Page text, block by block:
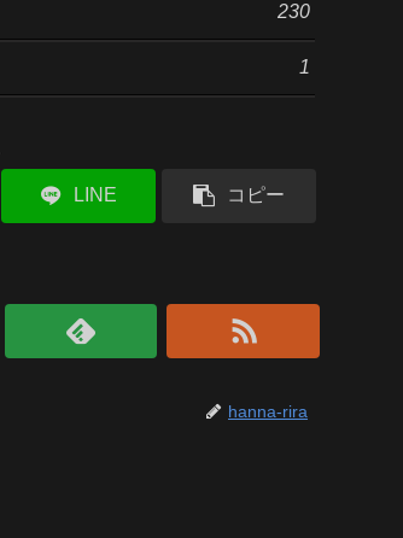
230
1
LINE コピー
hanna-rira